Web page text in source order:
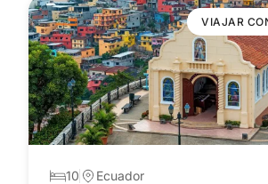
VIAJAR
10 Ecuador